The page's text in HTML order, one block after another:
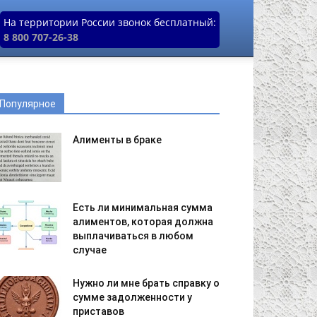
На территории России звонок бесплатный:
8 800 707-26-38
Популярное
Алименты в браке
Есть ли минимальная сумма
алиментов, которая должна
выплачиваться в любом
случае
Нужно ли мне брать справку о
сумме задолженности у
приставов